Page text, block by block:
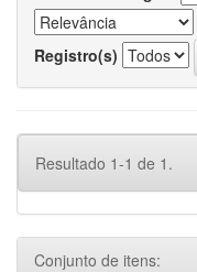
Registro(s)
Resultado 1-1 de 1.
Conjunto de itens: